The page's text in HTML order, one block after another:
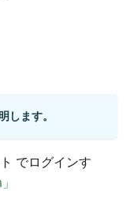
します。
でログインす